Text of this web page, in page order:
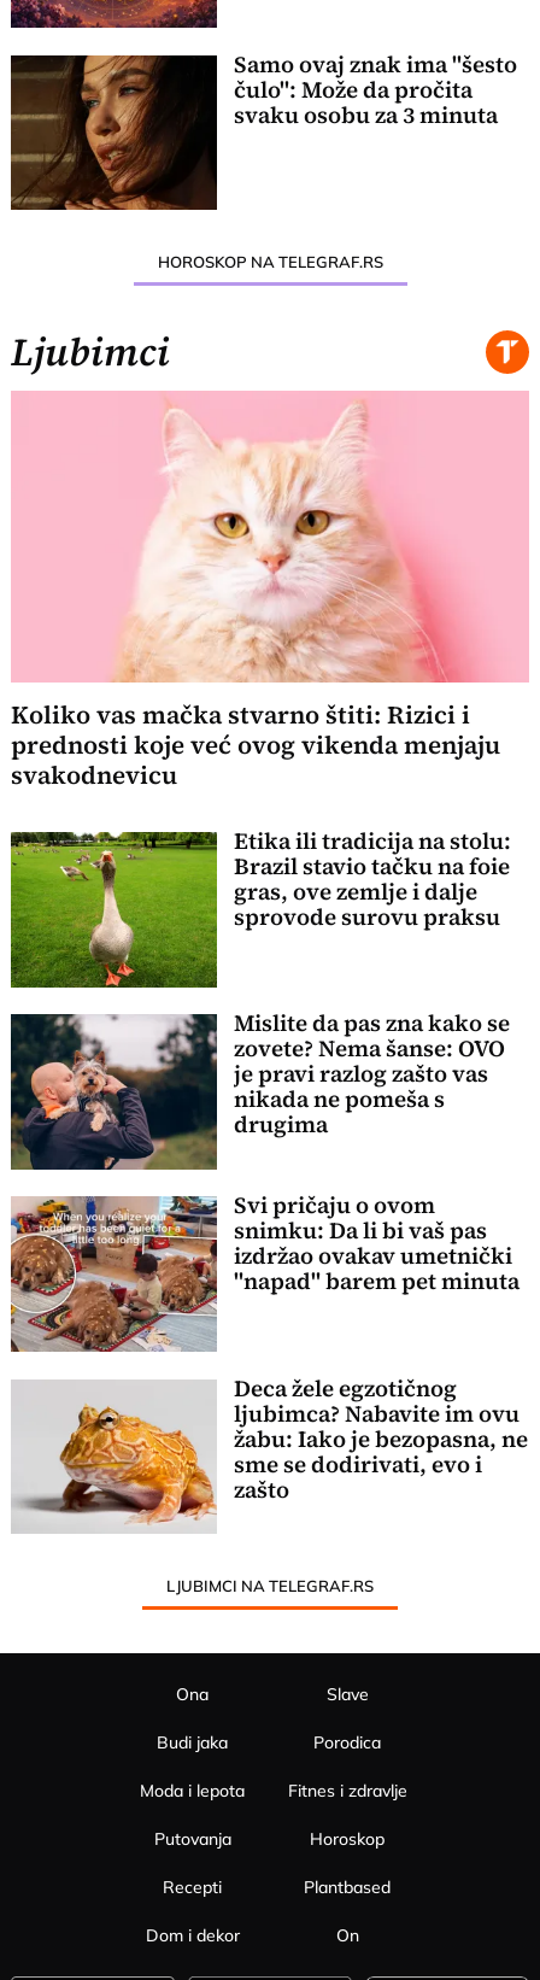
Samo ovaj znak ima "šesto
čulo": Može da pročita
svaku osobu za 3 minuta
HOROSKOP NA TELEGRAF.RS
Ljubimci
Koliko vas mačka stvarno štiti: Rizici i
prednosti koje već ovog vikenda menjaju
svakodnevicu
Etika ili tradicija na stolu:
Brazil stavio tačku na foie
gras, ove zemlje i dalje
sprovode surovu praksu
Mislite da pas zna kako se
zovete? Nema šanse: OVO
je pravi razlog zašto vas
nikada ne pomeša s
drugima
Svi pričaju o ovom
snimku: Da li bi vaš pas
izdržao ovakav umetnički
"napad" barem pet minuta
Deca žele egzotičnog
ljubimca? Nabavite im ovu
žabu: Iako je bezopasna, ne
sme se dodirivati, evo i
zašto
LJUBIMCI NA TELEGRAF.RS
Ona
Budi jaka
Moda i lepota
Slave
Porodica
Fitnes i zdravlje
Putovanja
Recepti
Dom i dekor
Horoskop
Plantbased
On